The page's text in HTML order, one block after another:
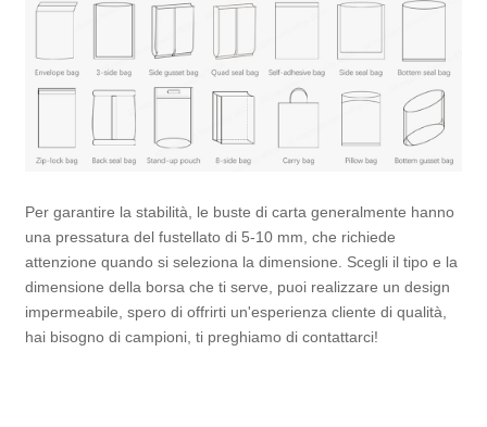
Per garantire la stabilità, le buste di carta generalmente hanno
una pressatura del fustellato di 5-10 mm, che richiede
attenzione quando si seleziona la dimensione. Scegli il tipo e la
dimensione della borsa che ti serve, puoi realizzare un design
impermeabile, spero di offrirti un'esperienza cliente di qualità,
hai bisogno di campioni, ti preghiamo di contattarci!